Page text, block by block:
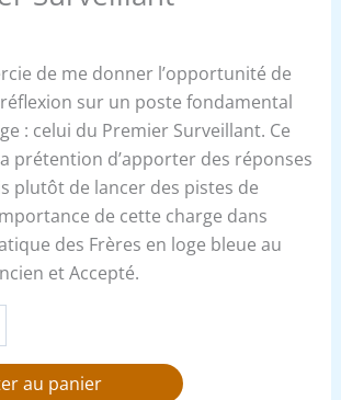
de me donner l’opportunité de
sur un poste fondamental
: celui du Premier Surveillant. Ce
prétention d’apporter des réponses
plutôt de lancer des pistes de
de cette charge dans
des Frères en loge bleue au
et Accepté.
au panier